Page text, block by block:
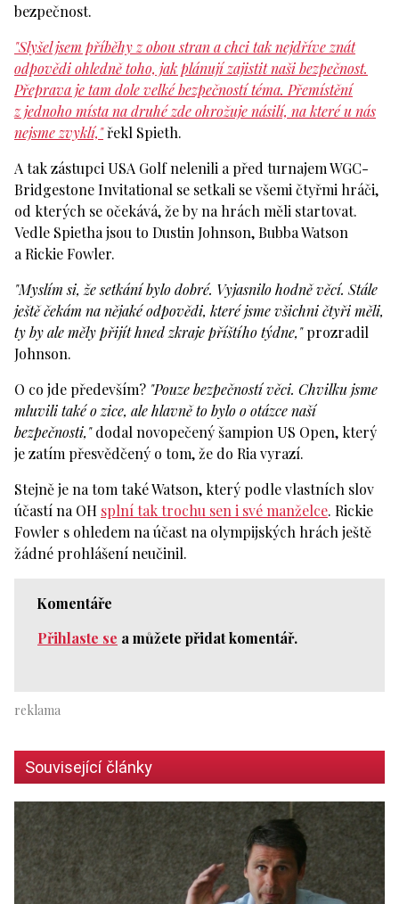
bezpečnost.
"Slyšel jsem příběhy z obou stran a chci tak nejdříve znát
odpovědi ohledně toho, jak plánují zajistit naši bezpečnost.
Přeprava je tam dole velké bezpečností téma. Přemístění
z jednoho místa na druhé zde ohrožuje násilí, na které u nás
nejsme zvyklí,"řekl Spieth.
A tak zástupci USA Golf nelenili a před turnajem WGC-
Bridgestone Invitational se setkali se všemi čtyřmi hráči,
od kterých se očekává, že by na hrách měli startovat.
Vedle Spietha jsou to Dustin Johnson, Bubba Watson
a Rickie Fowler.
"Myslím si, že setkání bylo dobré. Vyjasnilo hodně věcí. Stále
ještě čekám na nějaké odpovědi, které jsme všichni čtyři měli,
ty by ale měly přijít hned zkraje příštího týdne,"prozradil
Johnson.
O co jde především? "Pouze bezpečností věci. Chvilku jsme
mluvili také o zice, ale hlavně to bylo o otázce naší
bezpečnosti,"dodal novopečený šampion US Open, který
je zatím přesvědčený o tom, že do Ria vyrazí.
Stejně je na tom také Watson, který podle vlastních slov
účastí na OH splní tak trochu sen i své manželce. Rickie
Fowler s ohledem na účast na olympijských hrách ještě
žádné prohlášení neučinil.
Komentáře
Přihlaste se a můžete přidat komentář.
Související články